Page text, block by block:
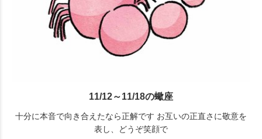
11/12～11/18の蠍座
十分に本音で向き合えたなら正解です お互いの正直さに敬意を
表し、どうぞ笑顔で